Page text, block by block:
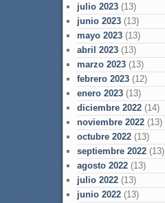
julio 2023(13)
junio 2023(13)
mayo 2023(13)
abril 2023(13)
marzo 2023(13)
febrero 2023(12)
enero 2023(13)
diciembre 2022(14)
noviembre 2022(13)
octubre 2022(13)
septiembre 2022(13)
agosto 2022(13)
julio 2022(13)
junio 2022(13)